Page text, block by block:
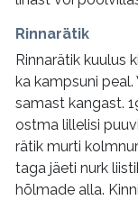
Rinnarätik
Rinnarätik kuulus
ka kampsuni
samast kangast.
ostma lillelisi
rätik murti
taga jäeti nurk
hõlmade alla.